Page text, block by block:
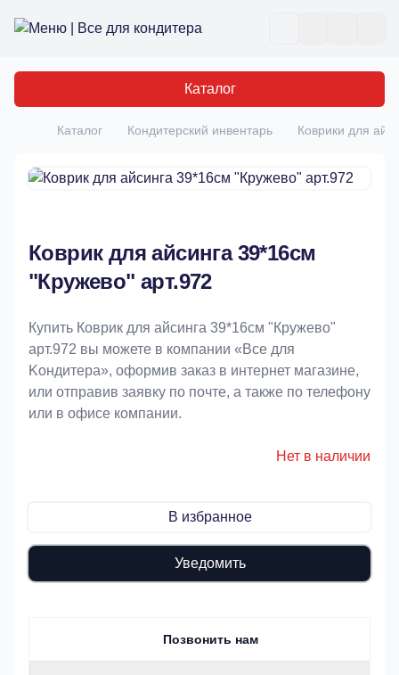
Все для кондитера
Каталог
Главная
Каталог Кондитерский инвентарь Коврики для
Коврик для айсинга 39*16см
"Кружево" арт.972
Купить Коврик для айсинга 39*16см "Кружево"
арт.972 вы можете в компании «Bce для
Koндитeрa», оформив заказ в интернет магазине,
или отправив заявку по почте, а также по телефону
или в офисе компании.
Нет в наличии
В избранное
Уведомить
Позвонить нам